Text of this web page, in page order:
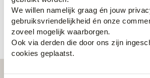
We willen namelijk graag én jouw
gebruiksvriendelijkheid én onze
zoveel mogelijk waarborgen.
Ook via derden die door ons zijn
cookies geplaatst.
grote partij merkschoenen in de sale
moment nog goede koopjes en daar
mannen erg van!